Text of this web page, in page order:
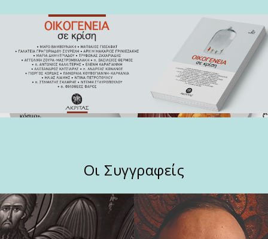
Οι Συγγραφείς